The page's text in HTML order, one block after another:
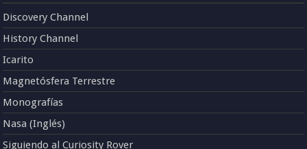
Discovery Channel
History Channel
Icarito
Magnetósfera Terrestre
Monografías
Nasa (Inglés)
Siguiendo al Curiosity Rover